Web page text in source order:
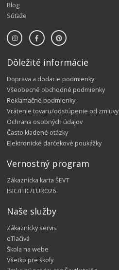
Blog
Súťaže
Dôležité informácie
Doprava a dodacie podmienky
Všeobecné obchodné podmienky
Reklamačné podmienky
Vrátenie tovaru/odstúpenie od zmluvy
Ochrana osobných údajov
Často kladené otázky
Elektronické darčekové poukážky
Vernostný program
Zákaznícka karta ŠEVT
ISIC/ITIC/EURO26
Naše služby
Zákaznícky servis
eTlačivá
Škola na webe
Všetko pre školy